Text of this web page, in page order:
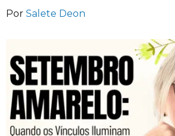
Por Salete Deon